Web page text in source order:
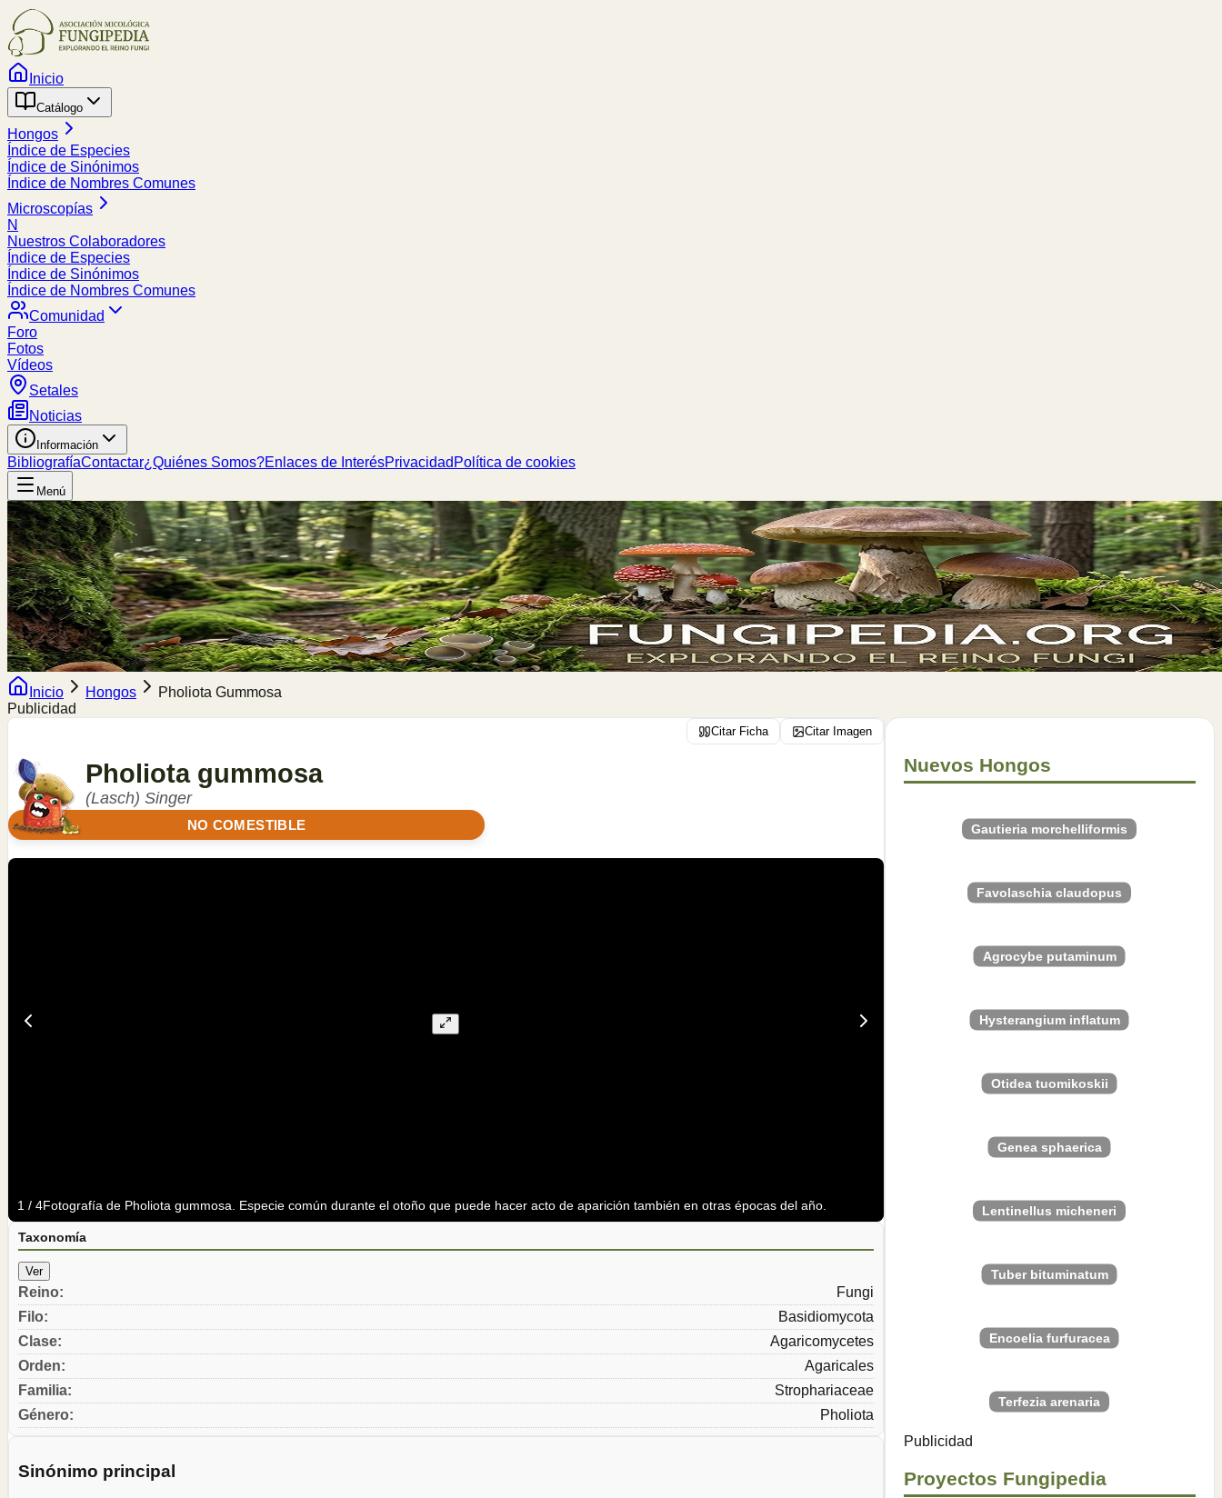
Inicio
Catálogo
Hongos
Índice de Especies
Índice de Sinónimos
Índice de Nombres Comunes
Microscopías
N
Nuestros Colaboradores
Índice de Especies
Índice de Sinónimos
Índice de Nombres Comunes
Comunidad
Foro
Fotos
Vídeos
Setales
Noticias
Información
BibliografíaContactar¿Quiénes Somos?Enlaces de InterésPrivacidad Política de cookies
Menú
Inicio Hongos
Pholiota Gummosa
Publicidad
Citar Ficha Citar Imagen
Pholiota gummosa
(Lasch) Singer
NO COMESTIBLE
1 / 4Fotografía de Pholiota gummosa. Especie común durante el otoño que puede hacer acto de aparición también en otras épocas del año.
Taxonomía
Ver
Reino:
Fungi
Filo:
Basidiomycota
Clase:
Agaricomycetes
Orden:
Agaricales
Familia:
Strophariaceae
Género: Pholiota
Sinónimo principal
Nuevos Hongos
Gautieria morchelliformis
Favolaschia claudopus
Agrocybe putaminum
Hysterangium inflatum
Otidea tuomikoskii
Genea sphaerica
Lentinellus micheneri
Tuber bituminatum
Encoelia furfuracea
Terfezia arenaria
Publicidad
Proyectos Fungipedia